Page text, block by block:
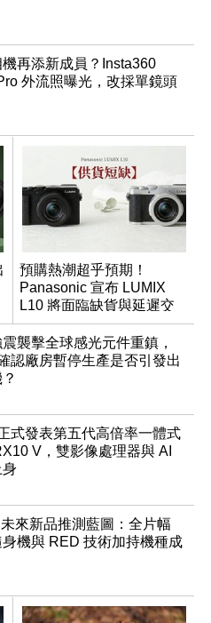
機再添新成員？Insta360
外流照曝光，改採單鏡頭
預購熱潮超乎預期！
Panasonic 宣布 LUMIX
L10 將面臨缺貨與延遲交
貨時間
襲擊全球感光元件重鎮，
認廠房暫停生產是否引發出
式發表第五代高倍率一體式
V，雙影像處理器與 AI
身
來新品推測藍圖：全片幅
身機與 RED 技術加持機種成